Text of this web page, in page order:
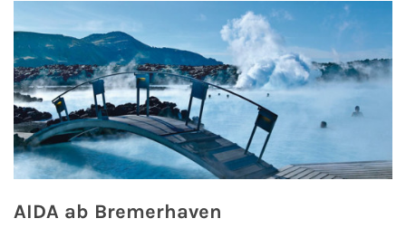
Reedereien
AIDA Cruises
TUI Cruises
MSC Kreuzfahrten
Costa Kreuzfahrten
AIDA ab Bremerhaven